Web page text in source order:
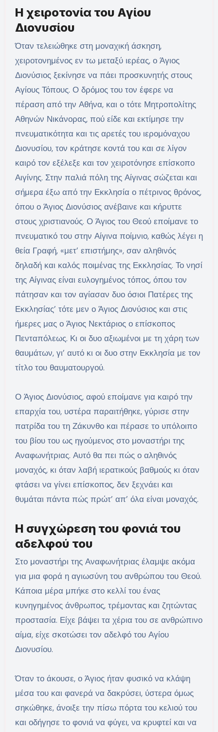
Η χειροτονία του Αγίου
Διονυσίου
Όταν τελειώθηκε στη μοναχική άσκηση,
χειροτονημένος εν τω μεταξύ ιερέας, ο Άγιος
Διονύσιος ξεκίνησε να πάει προσκυνητής στους
Αγίους Τόπους. Ο δρόμος του τον έφερε να
πέραση από την Αθήνα, και ο τότε Μητροπολίτης
Αθηνών Νικάνορας, πού είδε και εκτίμησε την
πνευματικότητα και τις αρετές του ιερομόναχου
Διονυσίου, τον κράτησε κοντά του και σε λίγον
καιρό τον εξέλεξε και τον χειροτόνησε επίσκοπο
Αιγίνης. Στην παλιά πόλη της Αίγινας σώζεται και
σήμερα έξω από την Εκκλησία ο πέτρινος θρόνος,
όπου ο Άγιος Διονύσιος ανέβαινε και κήρυττε
στους χριστιανούς. Ο Άγιος του Θεού εποίμανε το
πνευματικό του στην Αίγινα ποίμνιο, καθώς λέγει η
θεία Γραφή, «μετ’ επιστήμης», σαν αληθινός
δηλαδή και καλός ποιμένας της Εκκλησίας. Το νησί
της Αίγινας είναι ευλογημένος τόπος, όπου τον
πάτησαν και τον αγίασαν δυο όσιοι Πατέρες της
Εκκλησίας’ τότε μεν ο Άγιος Διονύσιος και στις
ήμερες μας ο Άγιος Νεκτάριος ο επίσκοπος
Πενταπόλεως. Κι οι δυο αξιωμένοι με τη χάρη των
θαυμάτων, γι’ αυτό κι οι δυο στην Εκκλησία με τον
τίτλο του θαυματουργού.
Ο Άγιος Διονύσιος, αφού εποίμανε για καιρό την
επαρχία του, υστέρα παραιτήθηκε, γύρισε στην
πατρίδα του τη Ζάκυνθο και πέρασε το υπόλοιπο
του βίου του ως ηγούμενος στο μοναστήρι της
Αναφωνήτριας. Αυτό θα πει πώς ο αληθινός
μοναχός, κι όταν λαβή ιερατικούς βαθμούς κι όταν
φτάσει να γίνει επίσκοπος, δεν ξεχνάει και
θυμάται πάντα πώς πρώτ’ απ’ όλα είναι μοναχός.
Η συγχώρεση του φονιά του
αδελφού του
Στο μοναστήρι της Αναφωνήτριας έλαμψε ακόμα
για μια φορά η αγιωσύνη του ανθρώπου του Θεού.
Κάποια μέρα μπήκε στο κελλί του ένας
κυνηγημένος άνθρωπος, τρέμοντας και ζητώντας
προστασία. Είχε βάψει τα χέρια του σε ανθρώπινο
αίμα, είχε σκοτώσει τον αδελφό του Αγίου
Διονυσίου.
Όταν το άκουσε, ο Άγιος ήταν φυσικό να κλάψη
μέσα του και φανερά να δακρύσει, ύστερα όμως
σηκώθηκε, άνοιξε την πίσω πόρτα του κελιού του
και οδήγησε το φονιά να φύγει, να κρυφτεί και να